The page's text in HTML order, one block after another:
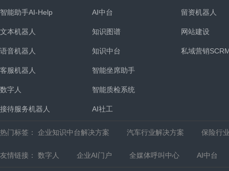
智能助手AI-Help
文本机器人
语音机器人
客服机器人
数字人
接待服务机器人
AI中台
知识图谱
知识中台
智能坐席助手
智能质检系统
AI社工
留资机器人
网站建设
私域营销
热门标签： 企业知识中台解决方案 汽车行业解决方案 保险行
友情链接： 数字人 企业AI门户 全媒体呼叫中心 AI中台